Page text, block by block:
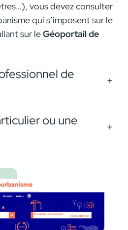
vous devez consulter
qui s’imposent sur le
sur leGéoportail de
de
+
ou une
+